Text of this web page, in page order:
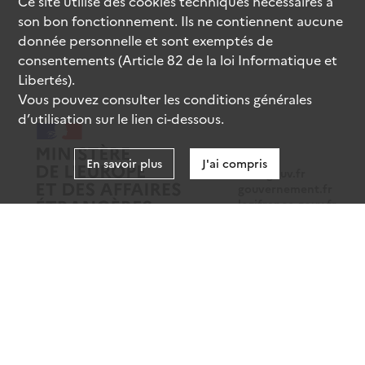
data.gouv.fr
legifrance.gouv.fr
son bon fonctionnement. Ils ne contiennent aucune
donnée personnelle et sont exemptés de
consentements (Article 82 de la loi Informatique et
Libertés).
Vous pouvez consulter les conditions générales
d’utilisation sur le lien ci-dessous.
En savoir plus J'ai compris